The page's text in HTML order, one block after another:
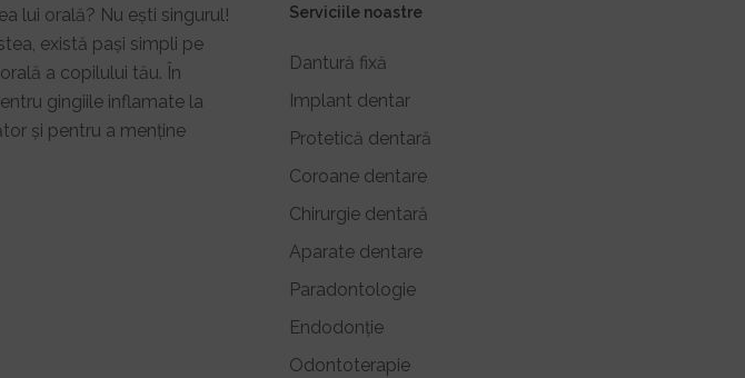
lui orală? Nu ești singurul!
există pași simpli pe
a copilului tău. În
gingiile inflamate la
și pentru a menține
Serviciile noastre
Dantură fixă
Implant dentar
Protetică dentară
Coroane dentare
Chirurgie dentară
Aparate dentare
Paradontologie
Endodonție
Odontoterapie